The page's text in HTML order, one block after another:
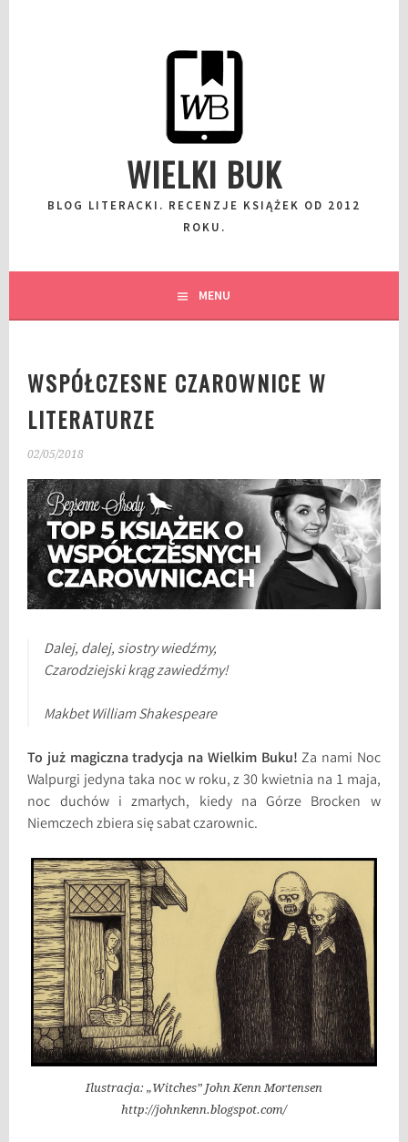
WIELKI BUK
BLOG LITERACKI. RECENZJE KSIĄŻEK OD 2012
ROKU.
MENU
WSPÓŁCZESNE CZAROWNICE W
LITERATURZE
02/05/2018
Dalej, dalej, siostry wiedźmy,
Czarodziejski krąg zawiedźmy!
Makbet William Shakespeare
To już magiczna tradycja na Wielkim Buku! Za nami Noc
Walpurgi jedyna taka noc w roku, z 30 kwietnia na 1 maja,
noc duchów i zmarłych, kiedy na Górze Brocken w
Niemczech zbiera się sabat czarownic.
Ilustracja: „Witches” John Kenn Mortensen
http://johnkenn.blogspot.com/